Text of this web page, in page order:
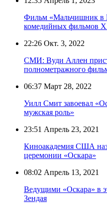
Фильм «Мальчишник в
комедийных фильмов
22:26 Окт. 3, 2022
СМИ: Вуди Аллен
полнометражного
06:37 Март 28, 2022
Уилл Смит завоевал
мужская роль»
23:51 Апрель 23, 2021
Киноакадемия США
церемонии «Оскара»
08:02 Апрель 13, 2021
Ведущими «Оскара» в
Зендая